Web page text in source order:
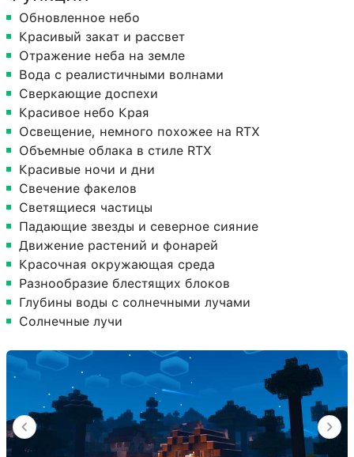
Обновленное небо
Красивый закат и рассвет
Отражение неба на земле
Вода с реалистичными волнами
Сверкающие доспехи
Красивое небо Края
Освещение, немного похожее на RTX
Объемные облака в стиле RTX
Красивые ночи и дни
Свечение факелов
Светящиеся частицы
Падающие звезды и северное сияние
Движение растений и фонарей
Красочная окружающая среда
Разнообразие блестящих блоков
Глубины воды с солнечными лучами
Солнечные лучи